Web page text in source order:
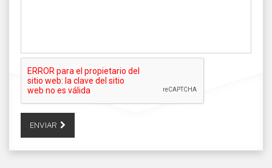
ENVIAR